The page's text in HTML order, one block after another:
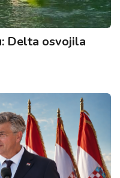
Delta osvojila